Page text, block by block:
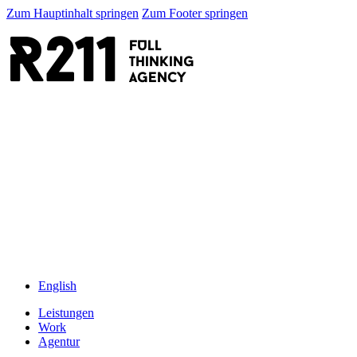
Zum Hauptinhalt springen Zum Footer springen
R211
FULL
thinking
AGENCY
English
Leistungen
Work
Agentur